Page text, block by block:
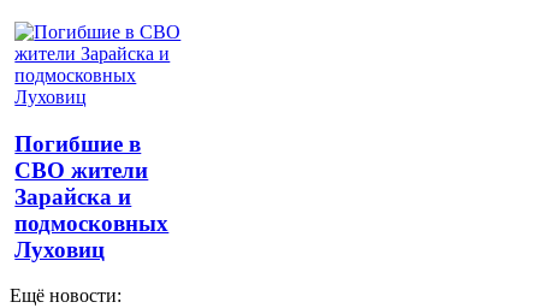
Погибшие в
СВО жители
Зарайска и
подмосковных
Луховиц
Ещё новости: